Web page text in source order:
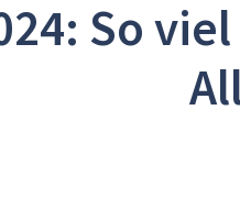
So